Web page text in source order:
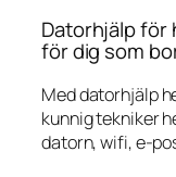
Datorhjälp för
för dig som
Med datorhjälp
kunnig tekniker
datorn, wifi, e-